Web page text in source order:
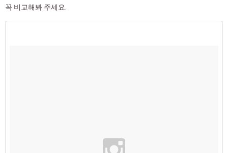
꼭 비교해봐 주세요.